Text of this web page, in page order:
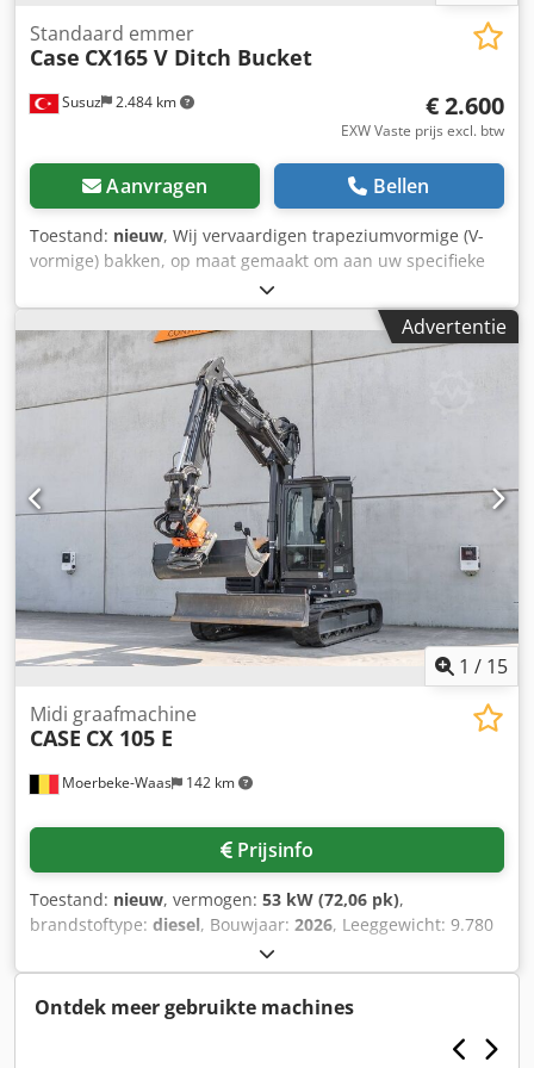
Susuz 2.484 km
Standaard emmer
Case CX165 V Ditch Bucket
€ 2.600
EXW Vaste prijs excl. btw
Aanvragen Bellen
Toestand: nieuw, Wij vervaardigen trapeziumvormige (V-
vormige) bakken, op maat gemaakt om aan uw specifieke
kanaalafmetingen te voldoen Cedpfx Acjwn E A Hoaeha
Advertentie
1 / 15
Moerbeke-Waas 142 km
Midi graafmachine
CASE CX 105 E
Prijsinfo
Toestand: nieuw, vermogen: 53 kW (72,06 pk),
brandstoftype: diesel, Bouwjaar: 2026, Leeggewicht: 9.780
kg Chjdpfx Acjzrrw Ajasa Neem contact op met KEY-TEC
Sales voor meer informatie.
Ontdek meer gebruikte machines